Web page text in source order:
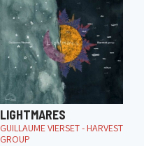
LIGHTMARES
GUILLAUME VIERSET - HARVEST
GROUP